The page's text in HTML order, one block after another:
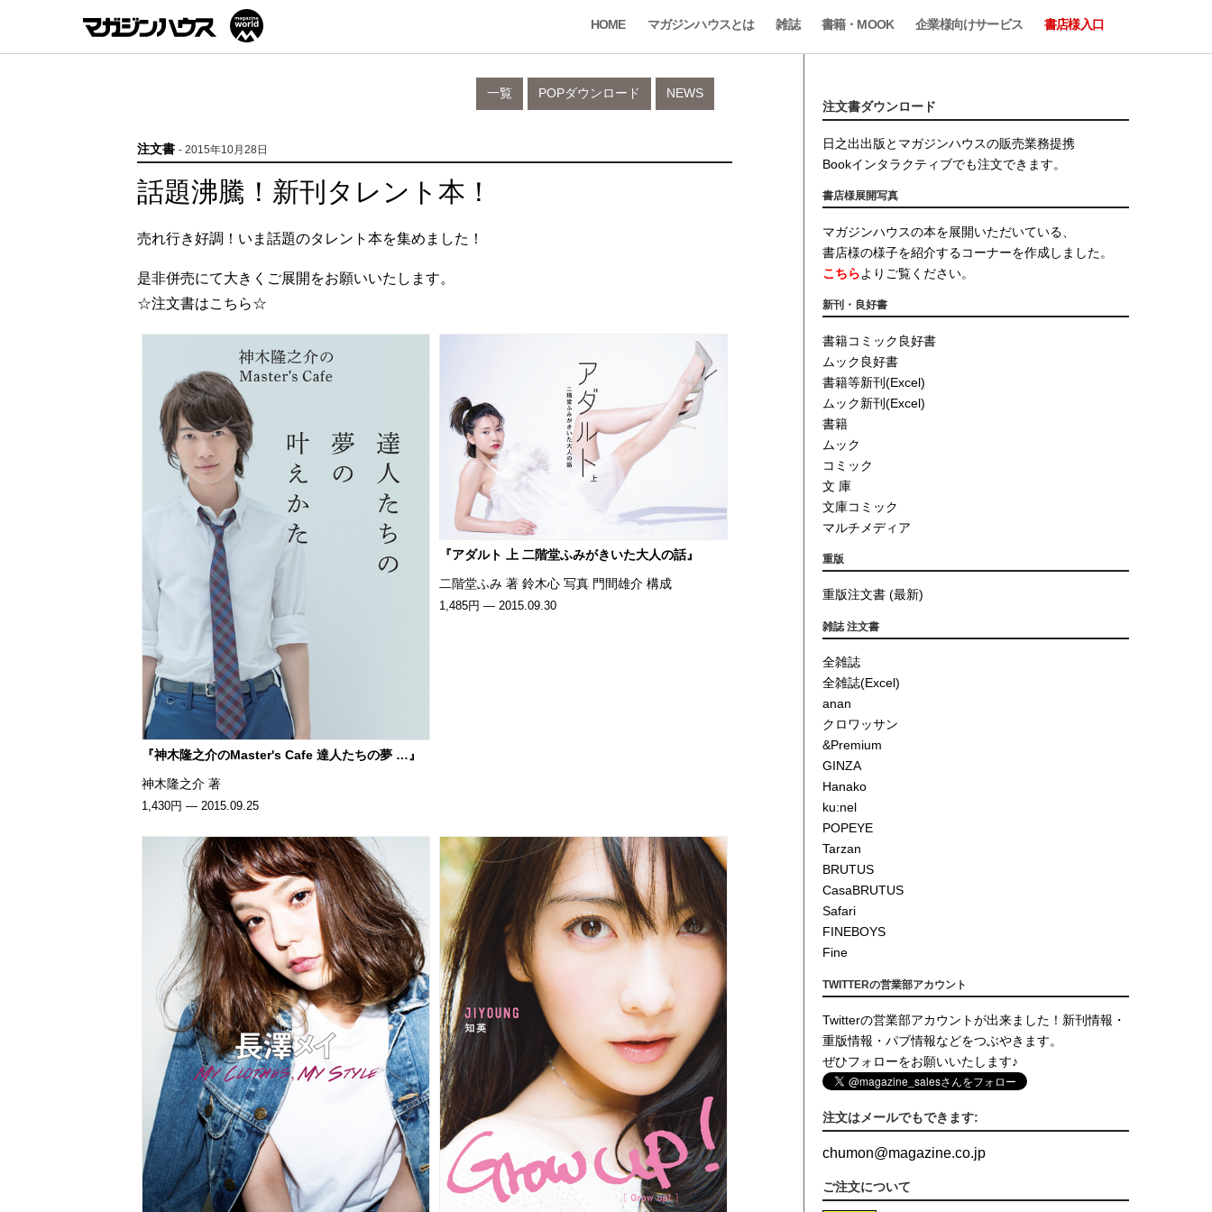
HOME マガジンハウスとは 雑誌 書籍・MOOK 企業様向けサービス 書店様入口
NEWS
POPダウンロード
一覧
注文書 - 2015年10月28日
話題沸騰！新刊タレント本！
売れ行き好調！いま話題のタレント本を集めました！
是非併売にて大きくご展開をお願いいたします。
☆注文書はこちら☆
『神木隆之介のMaster's Cafe 達人たちの夢 …』
神木隆之介 著
1,430円 — 2015.09.25
『アダルト 上 二階堂ふみがきいた大人の話』
二階堂ふみ 著 鈴木心 写真 門間雄介 構成
1,485円 — 2015.09.30
注文書ダウンロード
日之出出版とマガジンハウスの販売業務提携
Bookインタラクティブでも注文できます。
書店様展開写真
マガジンハウスの本を展開いただいている、
書店様の様子を紹介するコーナーを作成しました。
こちらよりご覧ください。
新刊・良好書
書籍コミック良好書
ムック良好書
書籍等新刊(Excel)
ムック新刊(Excel)
書籍
ムック
コミック
文 庫
文庫コミック
マルチメディア
重版
重版注文書 (最新)
雑誌 注文書
全雑誌
全雑誌(Excel)
anan
クロワッサン
&Premium
GINZA
Hanako
ku:nel
POPEYE
Tarzan
BRUTUS
CasaBRUTUS
Safari
FINEBOYS
Fine
TWITTERの営業部アカウント
Twitterの営業部アカウントが出来ました！新刊情報・
重版情報・パブ情報などをつぶやきます。
ぜひフォローをお願いいたします♪
注文はメールでもできます:
chumon@magazine.co.jp
ご注文について